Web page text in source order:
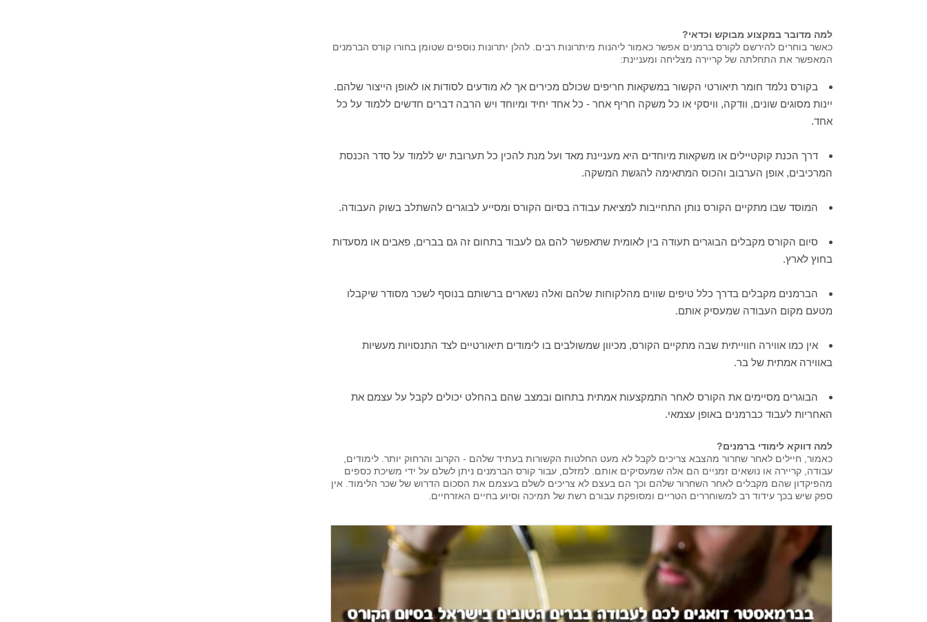
למה מדובר במקצוע מבוקש וכדאי?
כאשר בוחרים להירשם לקורס ברמנים אפשר כאמור ליהנות מיתרונות רבים. להלן יתרונות נוספים שטומן בחורו קורס הברמנים
המאפשר את התחלתה של קריירה מצליחה ומעניינת:
בקורס נלמד חומר תיאורטי הקשור במשקאות חריפים שכולם מכירים אך לא מודעים לסודות או לאופן הייצור שלהם.
יינות מסוגים שונים, וודקה, וויסקי או כל משקה חריף אחר - כל אחד יחיד ומיוחד ויש הרבה דברים חדשים ללמוד על כל
אחד.
דרך הכנת קוקטיילים או משקאות מיוחדים היא מעניינת מאד ועל מנת להכין כל תערובת יש ללמוד על סדר הכנסת
המרכיבים, אופן הערבוב והכוס המתאימה להגשת המשקה.
המוסד שבו מתקיים הקורס נותן התחייבות למציאת עבודה בסיום הקורס ומסייע לבוגרים להשתלב בשוק העבודה.
סיום הקורס מקבלים הבוגרים תעודה בין לאומית שתאפשר להם גם לעבוד בתחום זה גם בברים, פאבים או מסעדות
בחוץ לארץ.
הברמנים מקבלים בדרך כלל טיפים שווים מהלקוחות שלהם ואלה נשארים ברשותם בנוסף לשכר מסודר שיקבלו
מטעם מקום העבודה שמעסיק אותם.
אין כמו אווירה חווייתית שבה מתקיים הקורס, מכיוון שמשולבים בו לימודים תיאורטיים לצד התנסויות מעשיות
באווירה אמתית של בר.
הבוגרים מסיימים את הקורס לאחר התמקצעות אמתית בתחום ובמצב שהם בהחלט יכולים לקבל על עצמם את
האחריות לעבוד כברמנים באופן עצמאי.
למה דווקא לימודי ברמנים?
כאמור, חיילים לאחר שחרור מהצבא צריכים לקבל לא מעט החלטות הקשורות בעתיד שלהם - הקרוב והרחוק יותר. לימודים,
עבודה, קריירה או נושאים זמניים הם אלה שמעסיקים אותם. למזלם, עבור קורס הברמנים ניתן לשלם על ידי משיכת כספים
מהפיקדון שהם מקבלים לאחר השחרור שלהם וכך הם בעצם לא צריכים לשלם בעצמם את הסכום הדרוש של שכר הלימוד. אין
ספק שיש בכך עידוד רב למשוחררים הטריים ומסופקת עבורם רשת של תמיכה וסיוע בחיים האזרחיים.